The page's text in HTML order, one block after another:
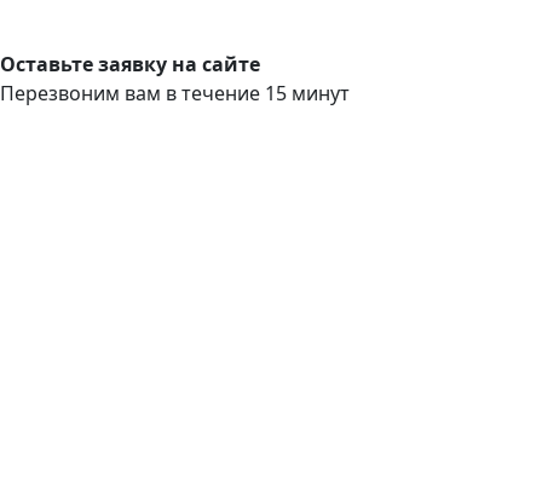
Оставьте заявку на сайте
Перезвоним вам в течение 15 минут